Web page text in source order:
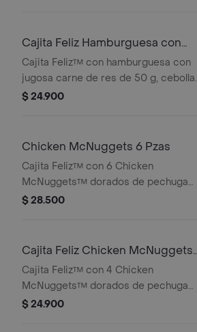
pequeñas crujientes, cascos de
manzana y juguete a elección o sujeto
a disponibilidad.
Cajita Feliz Hamburguesa con
Queso
Cajita Feliz™ con hamburguesa con
jugosa carne de res de 50 g, cebolla,
pepinillos, salsa de tomate y mostaza,
pequeñas crujientes, cascos de
manzana y juguete a elección o sujeto
a disponibilidad.
$ 24.900
Chicken McNuggets 6 Pzas
Cajita Feliz™ con 6 Chicken
McNuggets™ dorados de pechuga
de pollo, sin colorantes ni
Moraah, papas pequeñas crujientes,
cascos de manzana y juguete a
elección o sujeto a disponibilidad.
$ 28.500
Cajita Feliz Chicken McNuggets
4 pzas
Cajita Feliz™ con 4 Chicken
McNuggets™ dorados de pechuga
de pollo, sin colorantes ni
$ 24.900